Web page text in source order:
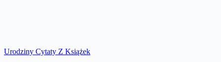
Urodziny Cytaty Z Książek